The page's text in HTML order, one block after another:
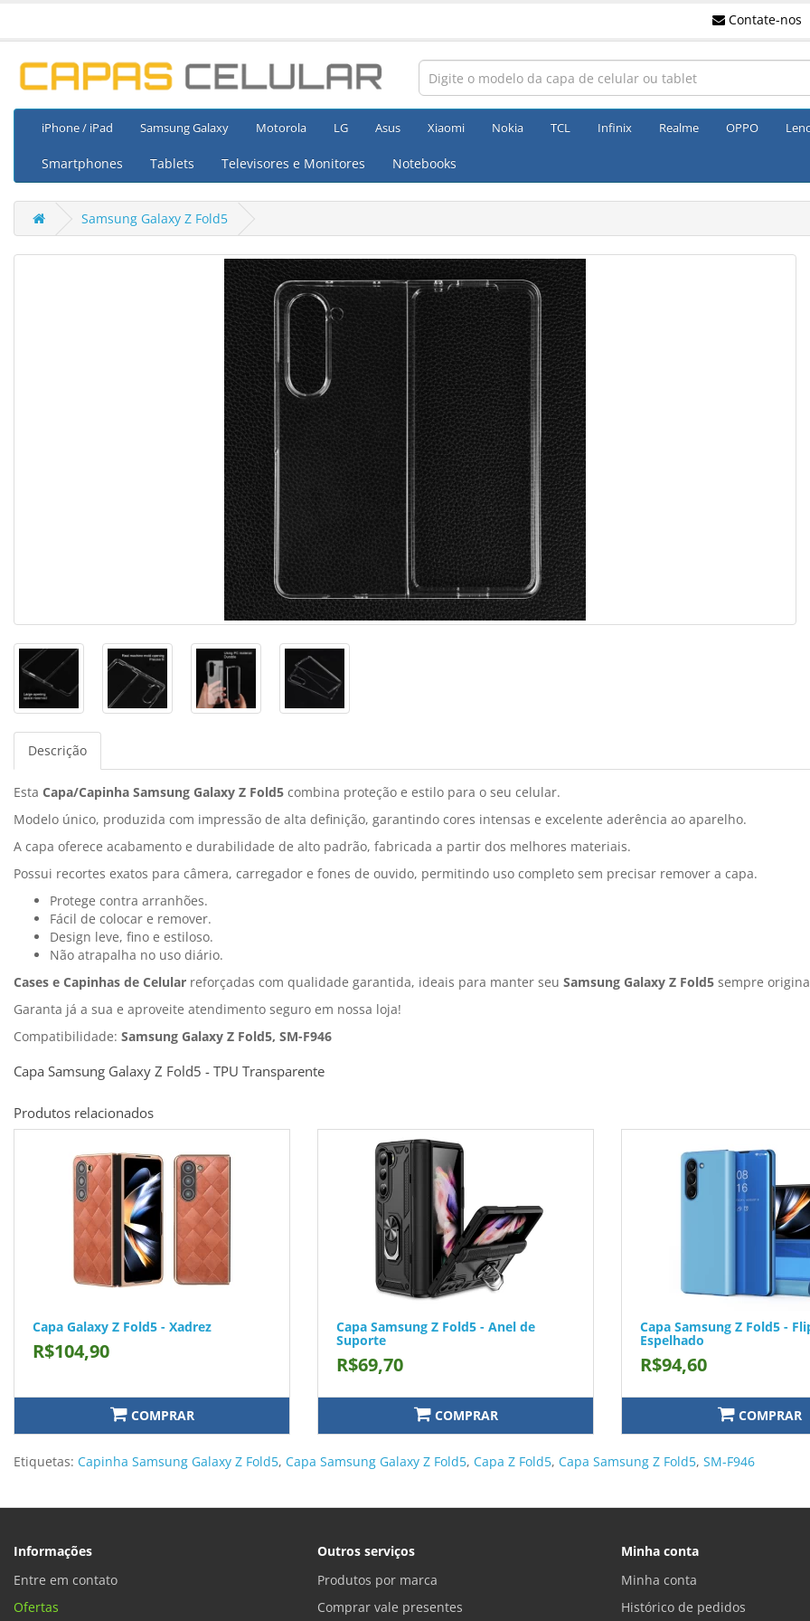
Contate-nos
iPhone / iPad Samsung Galaxy Motorola LG Asus Xiaomi Nokia TCL Infinix Realme OPPO
Smartphones Tablets Televisores e Monitores Notebooks
Samsung Galaxy Z Fold5
Descrição
Esta Capa/Capinha Samsung Galaxy Z Fold5 combina proteção e estilo para o seu celular.
Modelo único, produzida com impressão de alta definição, garantindo cores intensas e excelente aderência ao aparelho.
A capa oferece acabamento e durabilidade de alto padrão, fabricada a partir dos melhores materiais.
Possui recortes exatos para câmera, carregador e fones de ouvido, permitindo uso completo sem precisar remover a capa.
Protege contra arranhões.
Fácil de colocar e remover.
Design leve, fino e estiloso.
Não atrapalha no uso diário.
Cases e Capinhas de Celular reforçadas com qualidade garantida, ideais para manter seu Samsung Galaxy Z Fold5 sempre
Garanta já a sua e aproveite atendimento seguro em nossa loja!
Compatibilidade: Samsung Galaxy Z Fold5, SM-F946
Capa Samsung Galaxy Z Fold5 - TPU Transparente
Produtos relacionados
Capa Galaxy Z Fold5 - Xadrez
R$104,90
COMPRAR
Capa Samsung Z Fold5 - Anel de
Suporte
R$69,70
COMPRAR
Capa Samsung Z Fold5 -
Espelhado
R$94,60
COMPRAR
Etiquetas: Capinha Samsung Galaxy Z Fold5, Capa Samsung Galaxy Z Fold5, Capa Z Fold5, Capa Samsung Z Fold5, SM-F946
Informações
Entre em contato
Ofertas
Outros serviços
Produtos por marca
Comprar vale presentes
Minha conta
Minha conta
Histórico de pedidos